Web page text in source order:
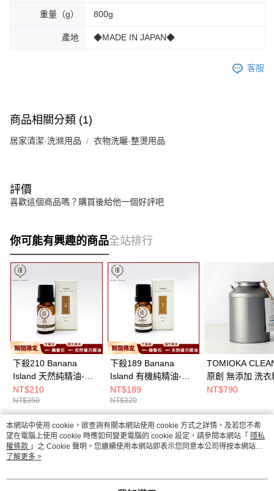
重量（g） 800g
產地 ◆MADE IN JAPAN◆
客服
商品相關分類 (1)
居家清潔·洗滌用品 衣物洗曬·整燙用品
評價
喜歡這個商品嗎？購買後給他一個好評吧
你可能有興趣的商品全站排行
下殺210 Banana
Island 天然純精油-茶
樹/茶樹/香氛精油/居家
香氛
NT$210
NT$350
下殺189 Banana
Island 有機純精油-有
機甜橙/柑橘系/香氛精
油/居家香氛
NT$189
NT$320
TOMIOKA
原創 無添加 洗衣
奶罐裝800g(附小
洗衣粉/有效去污
粉
NT$790
熱門標籤
本網站中使用 cookie，欲查詢有關本網站使用 cookie 方式之詳情，及若您不希
望在電腦上使用 cookie 時應如何變更電腦的 cookie 設定，請參閱本網站「 隱私
權條款 」之 Cookie 聲明。您繼續使用本網站即表示您同意本公司得按本網站使
用條款之 Cookie 聲明使用 cookie。
了解更多 >